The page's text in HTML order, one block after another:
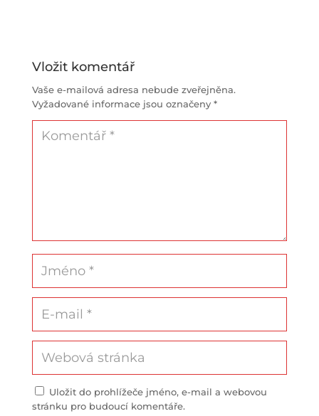
Vložit komentář
Vaše e-mailová adresa nebude zveřejněna.
Vyžadované informace jsou označeny *
Uložit do prohlížeče jméno, e-mail a webovou
stránku pro budoucí komentáře.